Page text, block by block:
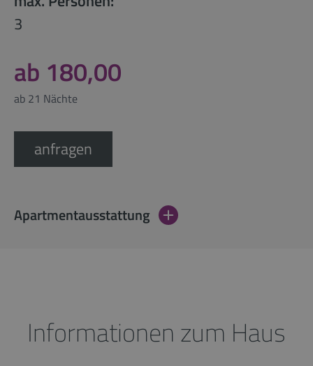
3
ab 180,00
ab 21 Nächte
anfragen
Apartmentausstattung
Informationen zum Haus